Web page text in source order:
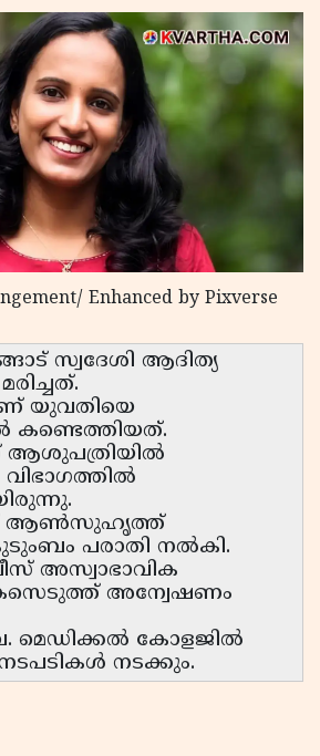
Enhanced by Pixverse
സ്വദേശി ആദിത്യ
യുവതിയെ
കണ്ടെത്തിയത്.
ആശുപത്രിയിൽ
ആൺസുഹൃത്ത്
പരാതി നൽകി.
അസ്വാഭാവിക
അന്വേഷണം
മെഡിക്കൽ കോളജിൽ
നടപടികൾ നടക്കും.